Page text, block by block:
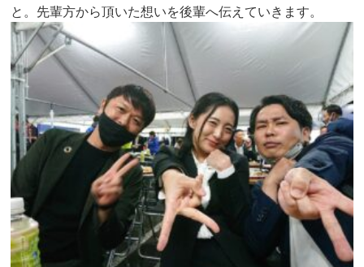
と。先輩方から頂いた想いを後輩へ伝えていきます。